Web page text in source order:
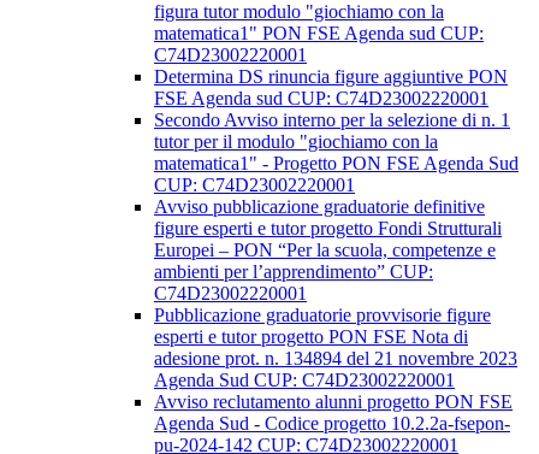
figura tutor modulo "giochiamo con la
matematica1" PON FSE Agenda sud CUP:
C74D23002220001
Determina DS rinuncia figure aggiuntive PON
FSE Agenda sud CUP: C74D23002220001
Secondo Avviso interno per la selezione di n. 1
tutor per il modulo "giochiamo con la
matematica1" - Progetto PON FSE Agenda Sud
CUP: C74D23002220001
Avviso pubblicazione graduatorie definitive
figure esperti e tutor progetto Fondi Strutturali
Europei – PON “Per la scuola, competenze e
ambienti per l’apprendimento” CUP:
C74D23002220001
Pubblicazione graduatorie provvisorie figure
esperti e tutor progetto PON FSE Nota di
adesione prot. n. 134894 del 21 novembre 2023
Agenda Sud CUP: C74D23002220001
Avviso reclutamento alunni progetto PON FSE
Agenda Sud - Codice progetto 10.2.2a-fsepon-
pu-2024-142 CUP: C74D23002220001